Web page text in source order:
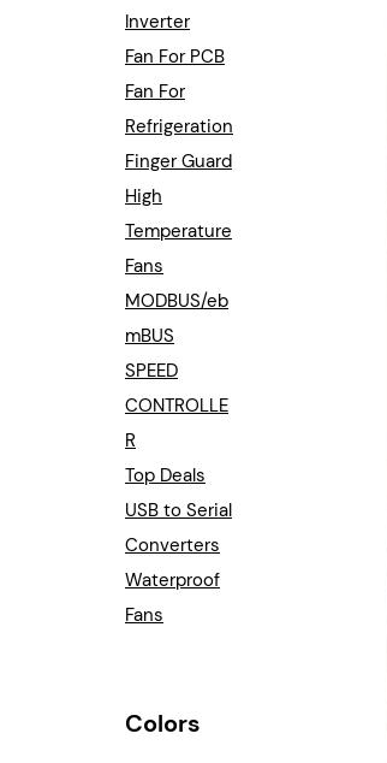
Inverter
Fan For PCB
Fan For
Refrigeration
Finger Guard
High
Temperature
Fans
MODBUS/eb
mBUS
SPEED
CONTROLLE
R
Top Deals
USB to Serial
Converters
Waterproof
Fans
Colors